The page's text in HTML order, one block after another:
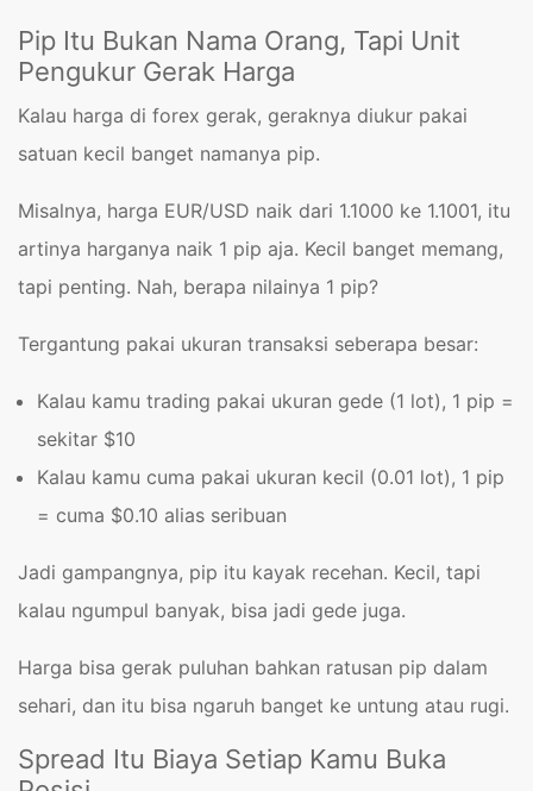
Pip Itu Bukan Nama Orang, Tapi Unit
Pengukur Gerak Harga
Kalau harga di forex gerak, geraknya diukur pakai
satuan kecil banget namanya pip.
Misalnya, harga EUR/USD naik dari 1.1000 ke 1.1001, itu
artinya harganya naik 1 pip aja. Kecil banget memang,
tapi penting. Nah, berapa nilainya 1 pip?
Tergantung pakai ukuran transaksi seberapa besar:
Kalau kamu trading pakai ukuran gede (1 lot), 1 pip =
sekitar $10
Kalau kamu cuma pakai ukuran kecil (0.01 lot), 1 pip
= cuma $0.10 alias seribuan
Jadi gampangnya, pip itu kayak recehan. Kecil, tapi
kalau ngumpul banyak, bisa jadi gede juga.
Harga bisa gerak puluhan bahkan ratusan pip dalam
sehari, dan itu bisa ngaruh banget ke untung atau rugi.
Spread Itu Biaya Setiap Kamu Buka